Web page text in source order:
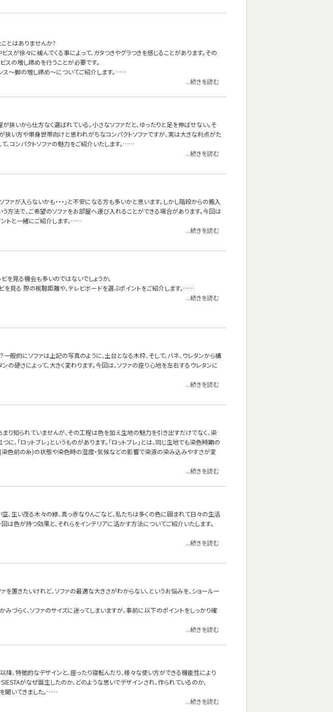
ことはありませんか?
が徐々に緩んでくる事によって、ガタつきやグラつきを感じることがあります。その
スの増し締めを行うことが必要です。
ス〜脚の増し締め〜についてご紹介します。……
...続きを読む
狭いから仕方なく選ばれている。小さなソファだと、ゆったりと足を伸ばせない。そ
狭い方や単身世帯向けと思われがちなコンパクトソファですが、実は大きな利点がた
、コンパクトソファの魅力をご紹介いたします。……
...続きを読む
ァが入らないかも・・・」と不安になる方も多いかと思います。しかし階段からの搬入
う方法で、ご希望のソファをお部屋へ運び入れることができる場合があります。今回は
トと一緒にご紹介します。……
...続きを読む
を見る機会も多いのではないでしょうか。
ビを見る 際の視聴距離や、テレビボードを選ぶポイントをご紹介します。……
...続きを読む
般的にソファは上記の写真のように、土台となる木枠、そして、バネ、ウレタンから構
の硬さによって、大きく変わります。今回は、ソファの座り心地を左右するウレタンに
...続きを読む
り知られていませんが、その工程は色を加え生地の魅力を引き出すだけでなく、染
、「ロットブレ」というものがあります。「ロットブレ」とは、同じ生地でも染色時期の
(染色前の糸)の状態や染色時の湿度・気候などの影響で染液の染み込みやすさが変
...続きを読む
、生い茂る木々の緑、真っ赤なりんごなど、私たちは多くの色に囲まれて日々の生活
は色が持つ効果と、それらをインテリアに活かす方法についてご紹介いたします。
...続きを読む
を置きたいけれど、ソファの最適な大きさがわからない、というお悩みを、ショールー
づらく、ソファのサイズに迷ってしまいますが、事前に以下のポイントをしっかり確
...続きを読む
降、特徴的なデザインと、座ったり寝転んだり、様々な使い方ができる機能性により
がなぜ誕生したのか、どのような思いでデザインされ、作られているのか、
聞いてきました。……
...続きを読む